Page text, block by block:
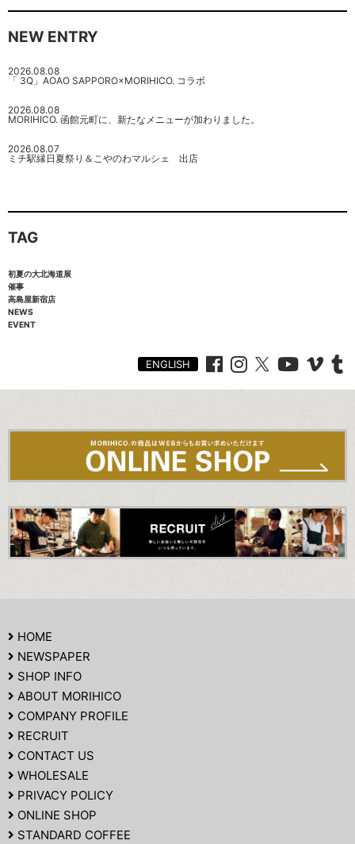
NEW ENTRY
2026.08.08
「 3Q」AOAO SAPPORO×MORIHICO. コラボ
2026.08.08
MORIHICO. 函館元町に、新たなメニューが加わりました。
2026.08.07
ミチ駅縁日夏祭り＆こやのわマルシェ 出店
TAG
初夏の大北海道展
催事
高島屋新宿店
NEWS
EVENT
ENGLISH
HOME
NEWSPAPER
SHOP INFO
ABOUT MORIHICO
COMPANY PROFILE
RECRUIT
CONTACT US
WHOLESALE
PRIVACY POLICY
ONLINE SHOP
STANDARD COFFEE